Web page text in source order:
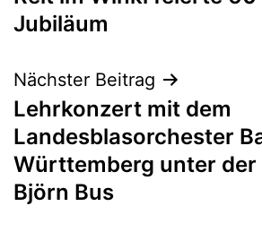
Jubiläum
Nächster Beitrag
Lehrkonzert mit dem
Landesblasorchester
Württemberg unter der
Björn Bus